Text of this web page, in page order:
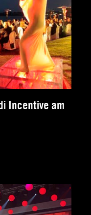
Incentive am